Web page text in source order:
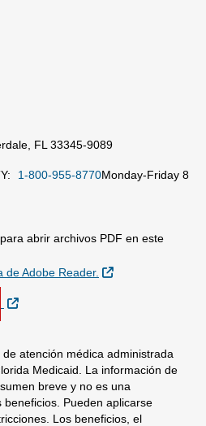
FL 33345-9089
1-800-955-8770Monday-Friday 8
abrir archivos PDF en este
de Adobe Reader.
Sitio Externo
Sitio Externo
atención médica administrada
Medicaid. La información de
breve y no es una
Pueden aplicarse
Los beneficios, el